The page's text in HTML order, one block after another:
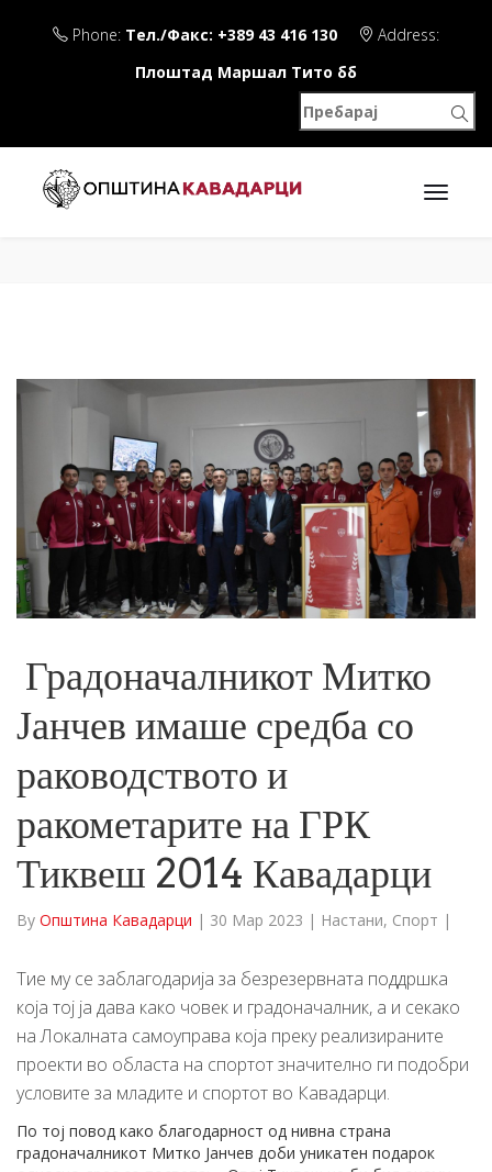
Phone: Тел./Факс: +389 43 416 130
Address:
Плоштад Маршал Тито бб
Градоначалникот Митко
Јанчев имаше средба со
раководството и
ракометарите на ГРК
Тиквеш 2014 Кавадарци
By Општина Кавадарци | 30 Мар 2023 | Настани, Спорт |
Тие му се заблагодарија за безрезервната поддршка
која тој ја дава како човек и градоначалник, а и секако
на Локалната самоуправа која преку реализираните
проекти во областа на спортот значително ги подобри
условите за младите и спортот во Кавадарци.
По тој повод како благодарност од нивна страна
градоначалникот Митко Јанчев доби уникатен подарок